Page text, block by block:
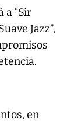
a “Sir
Jazz”,
en